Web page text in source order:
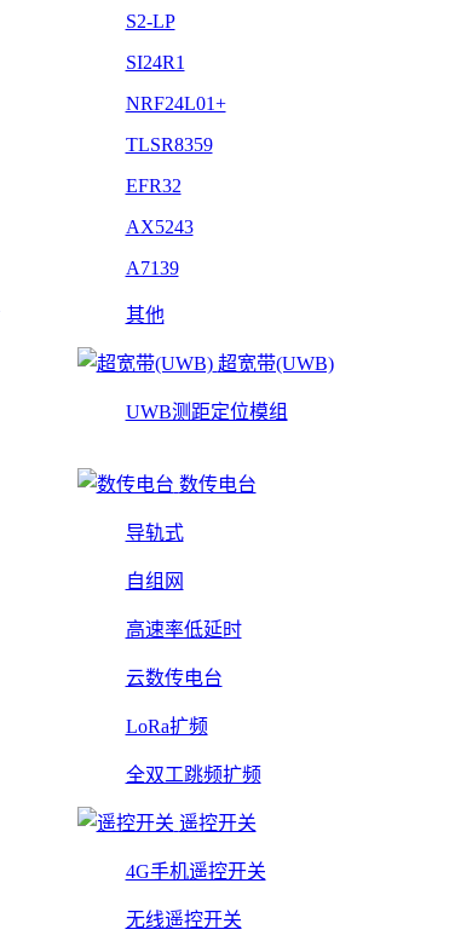
S2-LP
SI24R1
NRF24L01+
TLSR8359
EFR32
AX5243
A7139
其他
超宽带(UWB)
UWB测距定位模组
数传电台
导轨式
自组网
高速率低延时
云数传电台
LoRa扩频
全双工跳频扩频
遥控开关
4G手机遥控开关
无线遥控开关